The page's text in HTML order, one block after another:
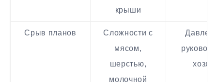
крыши
Срыв планов
Сложности с
мясом,
шерстью,
молочной